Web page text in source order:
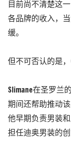
目前尚不清楚这
各品牌的收入，
缓。
但不可否认的是
Slimane在圣罗兰
期间还帮助推动
他早期负责男装
担任迪奥男装的创